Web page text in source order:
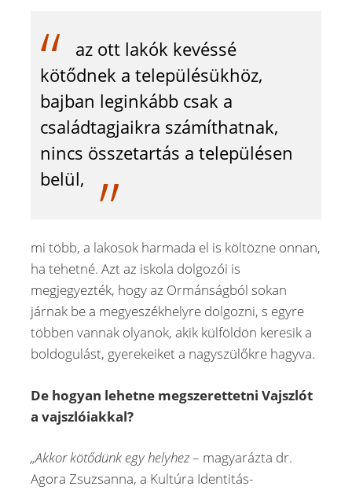
az ott lakók kevéssé
kötődnek a településükhöz,
bajban leginkább csak a
családtagjaikra számíthatnak,
nincs összetartás a településen
belül,
mi több, a lakosok harmada el is költözne onnan,
ha tehetné. Azt az iskola dolgozói is
megjegyezték, hogy az Ormánságból sokan
járnak be a megyeszékhelyre dolgozni, s egyre
többen vannak olyanok, akik külföldön keresik a
boldogulást, gyerekeiket a nagyszülőkre hagyva.
De hogyan lehetne megszerettetni Vajszlót
a vajszlóiakkal?
„Akkor kötődünk egy helyhez– magyarázta dr.
Agora Zsuzsanna, a Kultúra Identitás-